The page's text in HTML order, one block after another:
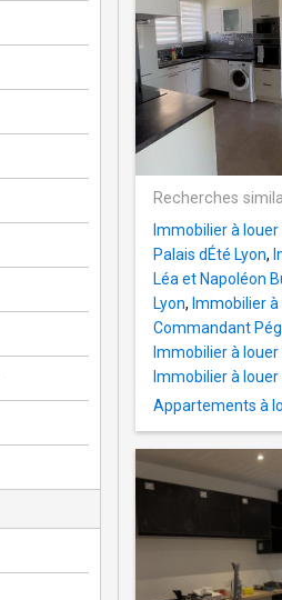
Recherches
Immobilier à
Palais dÉté Lyon,
Léa et Napoléon
Lyon, Immobilier
Commandant
Immobilier à
Immobilier à louer
Appartements à